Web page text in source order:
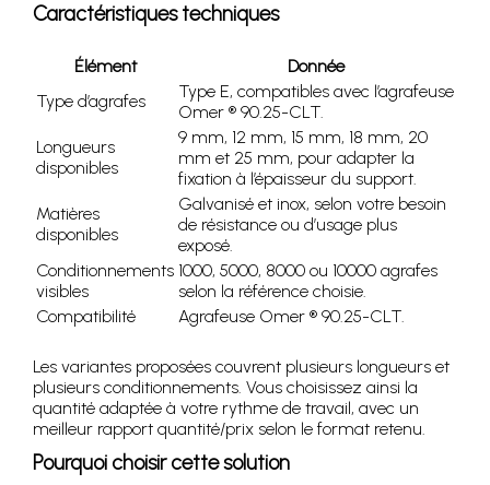
Caractéristiques techniques
Élément
Donnée
Type d’agrafes
Type E, compatibles avec l’agrafeuse
Omer ® 90.25-CLT.
Longueurs
disponibles
9 mm, 12 mm, 15 mm, 18 mm, 20
mm et 25 mm, pour adapter la
fixation à l’épaisseur du support.
Matières
disponibles
Galvanisé et inox, selon votre besoin
de résistance ou d’usage plus
exposé.
Conditionnements
visibles
1000, 5000, 8000 ou 10000 agrafes
selon la référence choisie.
Compatibilité
Agrafeuse Omer ® 90.25-CLT.
Les variantes proposées couvrent plusieurs longueurs et
plusieurs conditionnements. Vous choisissez ainsi la
quantité adaptée à votre rythme de travail, avec un
meilleur rapport quantité/prix selon le format retenu.
Pourquoi choisir cette solution